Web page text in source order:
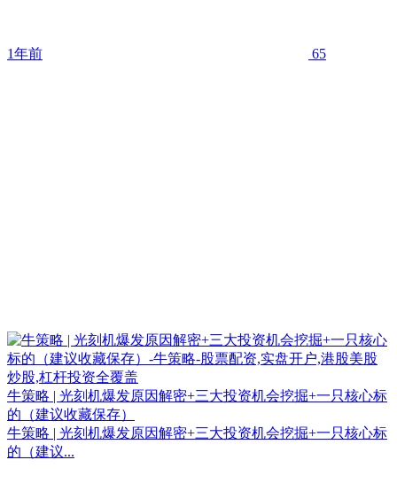
1年前 65
牛策略 | 光刻机爆发原因解密+三大投资机会挖掘+一只核心标
的（建议收藏保存）
牛策略 | 光刻机爆发原因解密+三大投资机会挖掘+一只核心标
的（建议...